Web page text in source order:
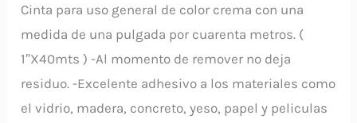
Cinta para uso general de color crema con una
medida de una pulgada por cuarenta metros. (
1″X40mts ) -Al momento de remover no deja
residuo. -Excelente adhesivo a los materiales como
el vidrio, madera, concreto, yeso, papel y peliculas